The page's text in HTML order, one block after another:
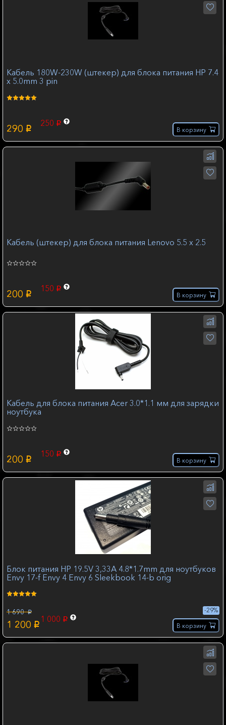
Кабель 180W-230W (штекер) для блока питания HP 7.4
x 5.0mm 3 pin
290 p
250 p
В корзину
Кабель (штекер) для блока питания Lenovo 5.5 х 2.5
200 p
150 p
В корзину
Кабель для блока питания Acer 3.0*1.1 мм для зарядки
ноутбука
200 p
150 p
В корзину
Блок питания HP 19.5V 3,33A 4.8*1.7mm для ноутбуков
Envy 17-f Envy 4 Envy 6 Sleekbook 14-b orig
1 690 p
1 200 p
1 000 p
-29%
В корзину